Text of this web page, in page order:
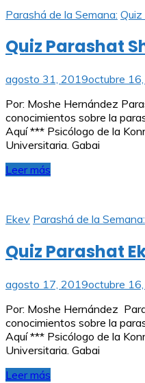
Parashá de la Semana: Quiz
Quiz Parashat
agosto 31, 2019octubre
Por: Moshe Hernández
conocimientos sobre la
Aquí *** Psicólogo de la
Universitaria. Gabai
Leer más
Ekev Parashá de la Semana:
Quiz Parashat
agosto 17, 2019octubre
Por: Moshe Hernández
conocimientos sobre la
Aquí *** Psicólogo de la
Universitaria. Gabai
Leer más